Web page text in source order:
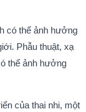
có thể ảnh hưởng
Phẫu thuật, xạ
thể ảnh hưởng
của thai nhi, một